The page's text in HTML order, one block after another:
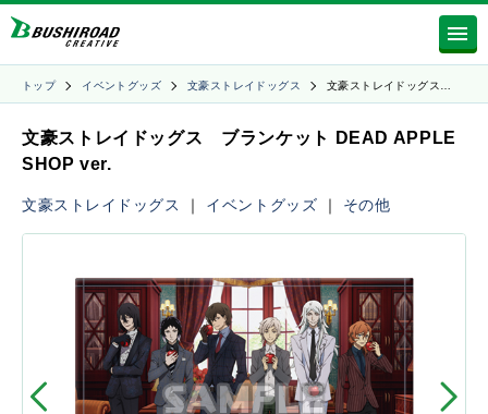
トップ イベントグッズ 文豪ストレイドッグス 文豪ストレイドッグス…
文豪ストレイドッグス ブランケット DEAD APPLE
SHOP ver.
文豪ストレイドッグス ｜ イベントグッズ ｜ その他